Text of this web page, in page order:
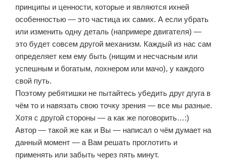
принципы и ценности, которые и являются ихней
особенностью — это частица их самих. А если убрать
или изменить одну деталь (напримере двигателя) —
это будет совсем другой механизм. Каждый из нас сам
определяет кем ему быть (нищим и несчасным или
успешным и богатым, лохнером или мачо), у каждого
свой путь.
Поэтому ребятишки не пытайтесь убедить друг дгуга в
чём то и навязать свою точку зрения — все мы разные.
Хотя с другой стороны — а как же поговорить…:)
Автор — такой же как и Вы — написал о чём думает на
данный момент — а Вам решать проглотить и
применять или забыть через пять минут.